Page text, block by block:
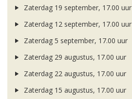
Zaterdag 19 september, 17.00 uur
Zaterdag 12 september, 17.00 uur
Zaterdag 5 september, 17.00 uur
Zaterdag 29 augustus, 17.00 uur
Zaterdag 22 augustus, 17.00 uur
Zaterdag 15 augustus, 17.00 uur